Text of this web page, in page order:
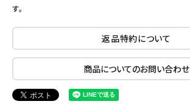
す。
返品特約について
商品についてのお問い合わせ